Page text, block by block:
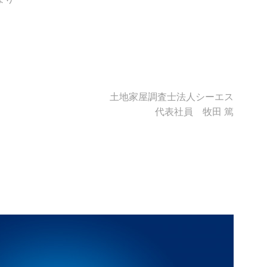
土地家屋調査士法人シーエス
代表社員 牧田 篤